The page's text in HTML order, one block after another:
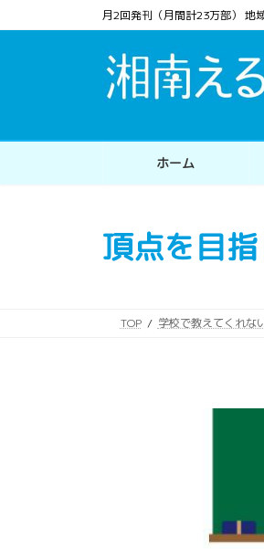
ン
ス
ビ
ン
月2回発刊（月間計23万部） 地
ホーム
頂点を目
TOP 学校で教えてくれな